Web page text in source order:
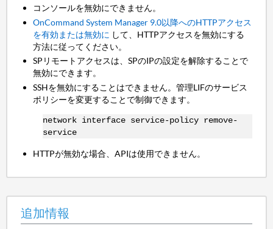
コンソールを無効にできません。
OnCommand System Manager 9.0以降へのHTTPアクセス
を有効または無効に して、HTTPアクセスを無効にする
方法に従ってください。
SPリモートアクセスは、SPのIPの設定を解除することで
無効にできます。
SSHを無効にすることはできません。管理LIFのサービス
ポリシーを変更することで制御できます。
network interface service-policy remove-
service
HTTPが無効な場合、APIは使用できません。
追加情報